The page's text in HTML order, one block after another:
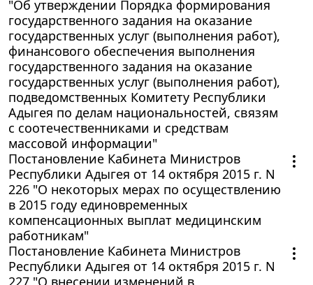
"Об утверждении Порядка формирования
государственного задания на оказание
государственных услуг (выполнения работ),
финансового обеспечения выполнения
государственного задания на оказание
государственных услуг (выполнения работ),
подведомственных Комитету Республики
Адыгея по делам национальностей, связям
с соотечественниками и средствам
массовой информации"
Постановление Кабинета Министров
Республики Адыгея от 14 октября 2015 г. N
226 "О некоторых мерах по осуществлению
в 2015 году единовременных
компенсационных выплат медицинским
работникам"
Постановление Кабинета Министров
Республики Адыгея от 14 октября 2015 г. N
227 "О внесении изменений в